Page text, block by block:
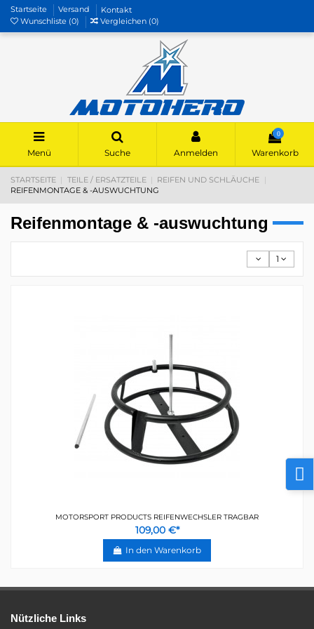
Startseite Versand
Kontakt
Wunschliste (0) Vergleichen (0)
Menü Suche Anmelden
0
Warenkorb
STARTSEITE TEILE / ERSATZTEILE
REIFEN UND SCHLÄUCHE
REIFENMONTAGE & -AUSWUCHTUNG
Reifenmontage & -auswuchtung
1
MOTORSPORT PRODUCTS REIFENWECHSLER TRAGBAR
109,00 €*
In den Warenkorb
Nützliche Links